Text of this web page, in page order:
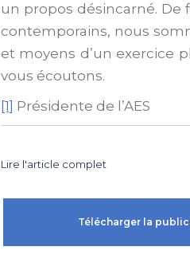
un propos désincarné. De
contemporains, nous
et moyens d’un exercice
vous écoutons.
[1] Présidente de l’AES
Lire l'article complet
Télécharger la